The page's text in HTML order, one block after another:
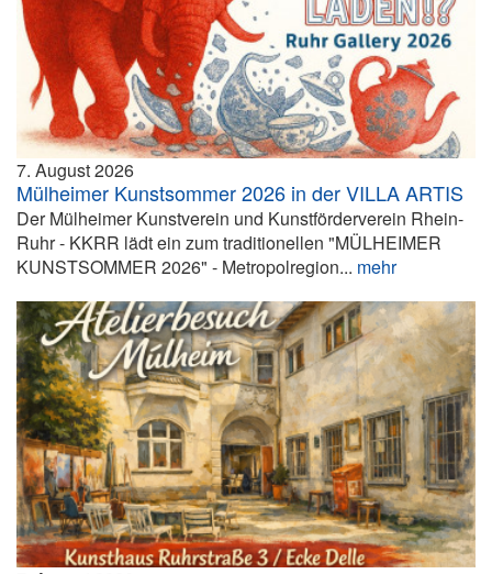
7. August 2026
Mülheimer Kunstsommer 2026 in der VILLA ARTIS
Der Mülheimer Kunstverein und Kunstförderverein Rhein-
Ruhr - KKRR lädt ein zum traditionellen "MÜLHEIMER
KUNSTSOMMER 2026" - Metropolregion... mehr